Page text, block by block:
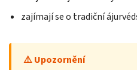
zajímají se o tradiční
⚠️ Upozornění